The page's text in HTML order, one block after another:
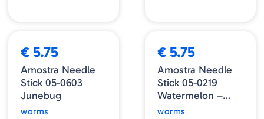
€ 5.75
Amostra Needle
Stick 05-0603
Junebug
worms
€ 5.75
Amostra Needle
Stick 05-0219
Watermelon –
Black/Gold Flake
worms